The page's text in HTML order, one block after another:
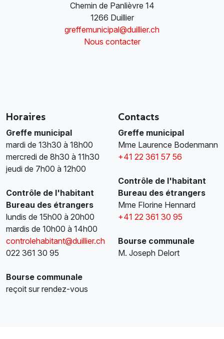
Chemin de Panlièvre 14
1266 Duillier
greffemunicipal@duillier.ch
Nous contacter
Horaires
Greffe municipal
mardi de 13h30 à 18h00
mercredi de 8h30 à 11h30
jeudi de 7h00 à 12h00
Contrôle de l'habitant
Bureau des étrangers
lundis de 15h00 à 20h00
mardis de 10h00 à 14h00
controlehabitant@duillier.ch
022 361 30 95
Bourse communale
reçoit sur rendez-vous
Contacts
Greffe municipal
Mme Laurence Bodenmann
+41 22 361 57 56
Contrôle de l'habitant
Bureau des étrangers
Mme Florine Hennard
+41 22 361 30 95
Bourse communale
M. Joseph Delort